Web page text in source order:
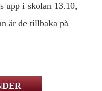
upp i skolan 13.10,
är de tillbaka på